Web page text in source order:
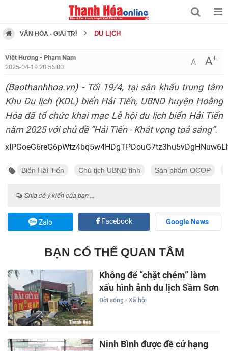
VĂN HÓA - GIẢI TRÍ DU LỊCH
Việt Hương - Phạm Nam
2025-04-19 20:56:00
A A+
(Baothanhhoa.vn)- Tối 19/4, tại sân khấu trung tâm
Khu Du lịch (KDL) biển Hải Tiến, UBND huyện Hoằng
Hóa đã tổ chức khai mạc Lễ hội du lịch biển Hải Tiến
năm 2025 với chủ đề “Hải Tiến - Khát vọng toả sáng”.
Biển Hải Tiến Chủ tịch UBND tỉnh Sản phẩm OCOP
Chia sẻ ý kiến của bạn ...
Zalo Facebook Google News
BẠN CÓ THỂ QUAN TÂM
Không để “chặt chém” làm
xấu hình ảnh du lịch Sầm Sơn
Đời sống - Xã hội
Ninh Bình được đề cử hạng